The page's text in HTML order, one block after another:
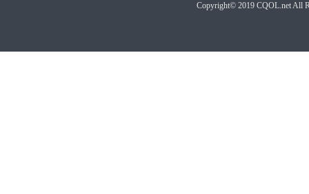
Copyright© 2019 CQOL.net All